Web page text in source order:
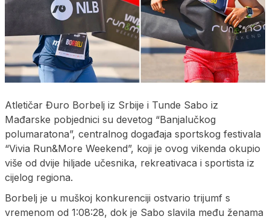
Atletičar Đuro Borbelj iz Srbije i Tunde Sabo iz
Mađarske pobjednici su devetog “Banjalučkog
polumaratona”, centralnog događaja sportskog festivala
“Vivia Run&More Weekend”, koji je ovog vikenda okupio
više od dvije hiljade učesnika, rekreativaca i sportista iz
cijelog regiona.
Borbelj je u muškoj konkurenciji ostvario trijumf s
vremenom od 1:08:28, dok je Sabo slavila među ženama